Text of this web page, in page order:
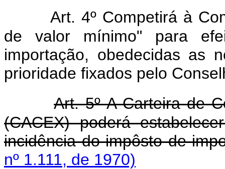
Art. 4º Competirá à
de valor mínimo" para
importação, obedecidas as
prioridade fixados pelo
Art. 5º A Carteira de
(CACEX) poderá
incidência do impôsto de
nº 1.111, de 1970)